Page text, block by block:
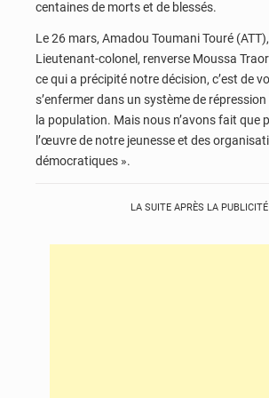
centaines de morts et de blessés.
Le 26 mars, Amadou Toumani Touré
Lieutenant-colonel, renverse Moussa
ce qui a précipité notre décision, c’est de
s’enfermer dans un système de
la population. Mais nous n’avons fait que
l’œuvre de notre jeunesse et des
démocratiques ».
LA SUITE APRÈS LA PUBLICITÉ